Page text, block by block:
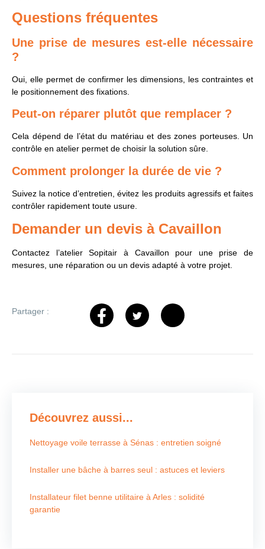
Questions fréquentes
Une prise de mesures est-elle nécessaire
?
Oui, elle permet de confirmer les dimensions, les contraintes et
le positionnement des fixations.
Peut-on réparer plutôt que remplacer ?
Cela dépend de l’état du matériau et des zones porteuses. Un
contrôle en atelier permet de choisir la solution sûre.
Comment prolonger la durée de vie ?
Suivez la notice d’entretien, évitez les produits agressifs et faites
contrôler rapidement toute usure.
Demander un devis à Cavaillon
Contactez l’atelier Sopitair à Cavaillon pour une prise de
mesures, une réparation ou un devis adapté à votre projet.
Partager :
Découvrez aussi...
Nettoyage voile terrasse à Sénas : entretien soigné
Installer une bâche à barres seul : astuces et leviers
Installateur filet benne utilitaire à Arles : solidité
garantie